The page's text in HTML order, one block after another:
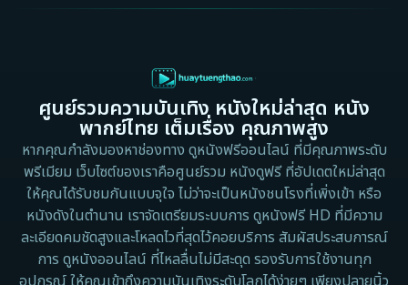
ศูนย์รวมความบันเทิง หนังใหม่ล่าสุด หนัง
พากย์ไทย เต็มเรื่อง คุณภาพสูง
หากคุณกำลังมองหาช่องทาง ดูหนังฟรีออนไลน์ ที่มีคุณภาพระดับ
พรีเมียม เว็บไซต์ของเราคือศูนย์รวม หนังดูฟรี ที่อัปเดตใหม่ล่าสุด
ให้คุณได้รับชมกันแบบจุใจ ไม่ว่าจะเป็นหนังชนโรงที่เพิ่งเข้า หรือ
หนังดังในตำนาน เราจัดเตรียมระบบการ ดูหนังฟรี HD ที่มีความ
ละเอียดคมชัดสูงและโหลดไวที่สุดไว้คอยบริการ สัมผัสประสบการณ์
การ ดูหนังออนไลน์ ที่ไหลลื่นไม่มีสะดุด รองรับการใช้งานทุก